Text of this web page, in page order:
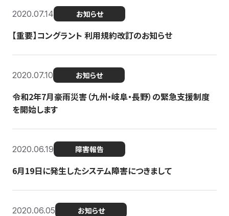
2020.07.14 お知らせ
【重要】コングラント 利用規約改訂のお知らせ
2020.07.10 お知らせ
令和2年7月豪雨災害（九州・岐阜・長野）の緊急支援制度
を開始します
2020.06.19 障害報告
6月19日に発生したシステム障害につきまして
2020.06.05 お知らせ